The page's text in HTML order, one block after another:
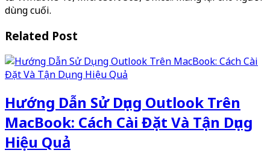
dùng cuối.
Related Post
Hướng Dẫn Sử Dụng Outlook Trên
MacBook: Cách Cài Đặt Và Tận Dụng
Hiệu Quả